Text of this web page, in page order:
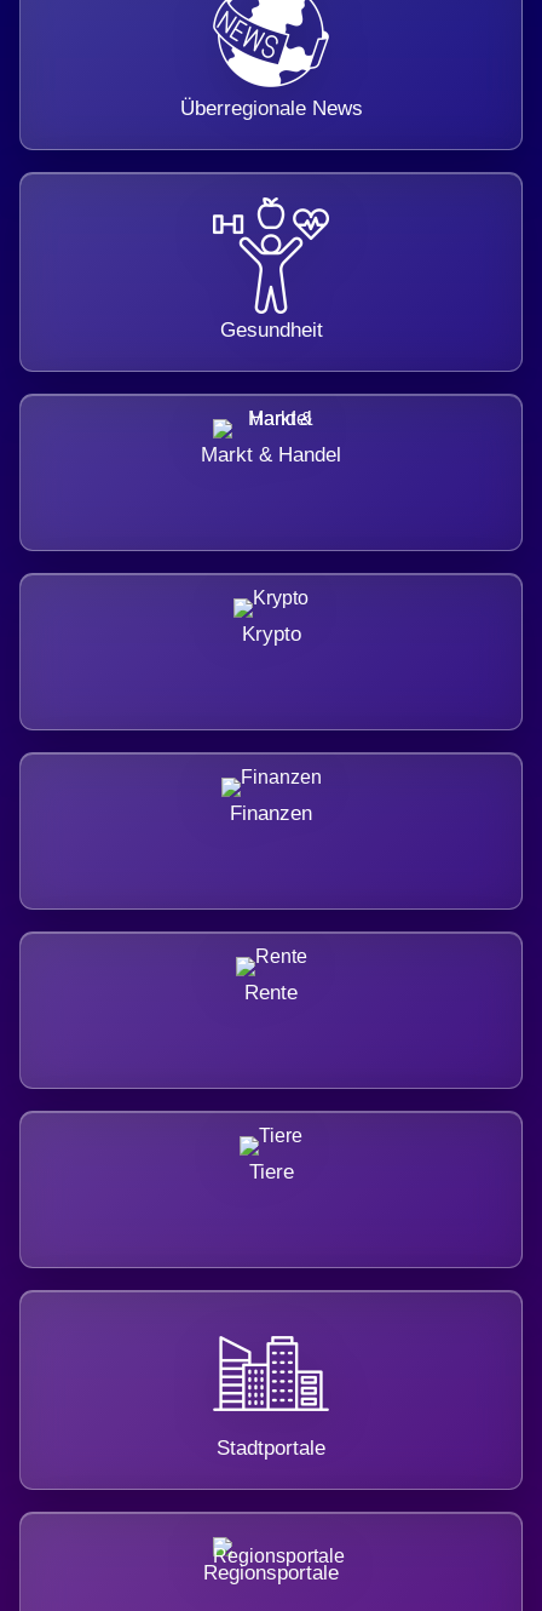
Überregionale News
Gesundheit
Markt & Handel
Krypto
Finanzen
Rente
Tiere
Stadtportale
Regionsportale